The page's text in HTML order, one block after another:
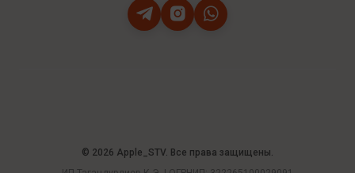
© 2026 Apple_STV. Все права защищены.